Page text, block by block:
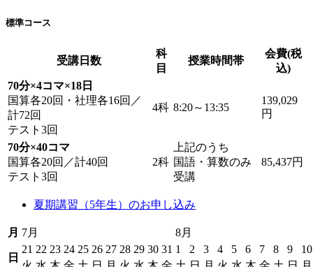
標準コース
受講日数
科
目
授業時間帯
会費(税
込)
70分×4コマ×18日
国算各20回・社理各16回／
計72回
テスト3回
4科 8:20～13:35
139,029
円
70分×40コマ
国算各20回／計40回
テスト3回
2科
上記のうち
国語・算数のみ
受講
85,437円
夏期講習（5年生）のお申し込み
月 7月 8月
日
21 22 23 24 25 26 27 28 29 30 31 1 2 3 4 5 6 7 8 9
10